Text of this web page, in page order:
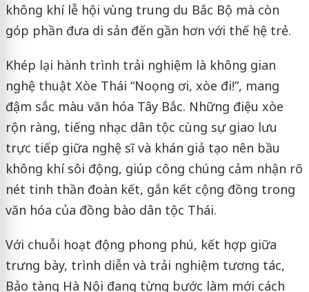
không khí lễ hội vùng trung du Bắc Bộ mà còn
góp phần đưa di sản đến gần hơn với thế hệ trẻ.
Khép lại hành trình trải nghiệm là không gian
nghệ thuật Xòe Thái “Noọng ơi, xòe đi!”, mang
đậm sắc màu văn hóa Tây Bắc. Những điệu xòe
rộn ràng, tiếng nhạc dân tộc cùng sự giao lưu
trực tiếp giữa nghệ sĩ và khán giả tạo nên bầu
không khí sôi động, giúp công chúng cảm nhận rõ
nét tinh thần đoàn kết, gắn kết cộng đồng trong
văn hóa của đồng bào dân tộc Thái.
Với chuỗi hoạt động phong phú, kết hợp giữa
trưng bày, trình diễn và trải nghiệm tương tác,
Bảo tàng Hà Nội đang từng bước làm mới cách